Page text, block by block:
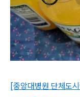
[중앙대병원 단체도